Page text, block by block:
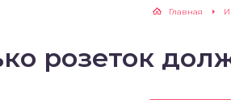
Главная
розеток